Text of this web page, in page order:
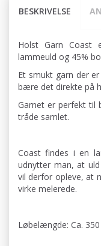
BESKRIVELSE
Holst Garn Coast
lammeuld og 45%
Et smukt garn der
bære det direkte på
Garnet er perfekt til
tråde samlet.
Coast findes i en
udnytter man, at
vil derfor opleve, at
virke melerede.
Løbelængde: Ca.